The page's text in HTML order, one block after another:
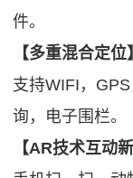
件。
【多重混合定位
支持WIFI，
询，电子围栏。
【AR技术互动